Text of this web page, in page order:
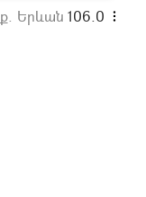
ք. Երևան 106.0